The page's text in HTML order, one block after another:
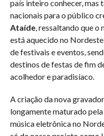
país inteiro conhecer, mas
nacionais para o público
Ataíde, ressaltando que o
está aquecido no
de festivais e eventos,
destinos de festas de fim
acolhedor e paradisíaco.
A criação da nova
longamente maturado
música eletrônica no